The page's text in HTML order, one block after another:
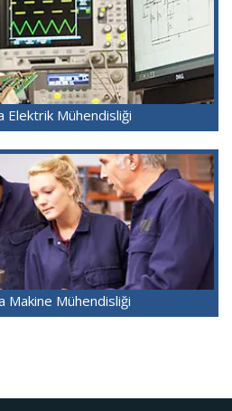
Elektrik Mühendisliği
Makine Mühendisliği